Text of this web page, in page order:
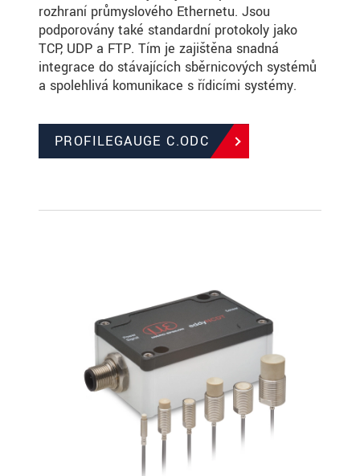
rozhraní průmyslového Ethernetu. Jsou
podporovány také standardní protokoly jako
TCP, UDP a FTP. Tím je zajištěna snadná
integrace do stávajících sběrnicových systémů
a spolehlivá komunikace s řídicími systémy.
PROFILEGAUGE C.ODC